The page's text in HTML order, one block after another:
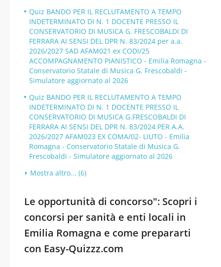
Quiz BANDO PER IL RECLUTAMENTO A TEMPO
INDETERMINATO DI N. 1 DOCENTE PRESSO IL
CONSERVATORIO DI MUSICA G. FRESCOBALDI DI
FERRARA AI SENSI DEL DPR N. 83/2024 per a.a.
2026/2027 SAD AFAM021 ex CODI/25
ACCOMPAGNAMENTO PIANISTICO - Emilia Romagna -
Conservatorio Statale di Musica G. Frescobaldi -
Simulatore aggiornato al 2026
Quiz BANDO PER IL RECLUTAMENTO A TEMPO
INDETERMINATO DI N. 1 DOCENTE PRESSO IL
CONSERVATORIO DI MUSICA G.FRESCOBALDI DI
FERRARA AI SENSI DEL DPR N. 83/2024 PER A.A.
2026/2027 AFAM023 EX COMA/02- LIUTO - Emilia
Romagna - Conservatorio Statale di Musica G.
Frescobaldi - Simulatore aggiornato al 2026
Mostra altro... (6)
Le opportunità di concorso": Scopri i
concorsi per sanità e enti locali in
Emilia Romagna e come prepararti
con Easy-Quizzz.com